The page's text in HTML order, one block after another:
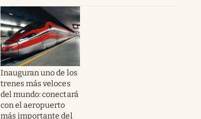
Inauguran uno de los
trenes más veloces
del mundo: conectará
con el aeropuerto
más importante del